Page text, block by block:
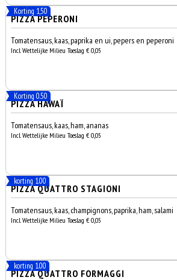
Korting 1,50
PIZZA PEPERONI
Tomatensaus, kaas, paprika en ui, pepers en peperoni
Incl. Wettelijke Milieu Toeslag € 0,05
Korting 0.50
PIZZA HAWAÏ
Tomatensaus, kaas, ham, ananas
Incl. Wettelijke Milieu Toeslag € 0,05
korting 1.00
PIZZA QUATTRO STAGIONI
Tomatensaus, kaas, champignons, paprika, ham, salami
Incl. Wettelijke Milieu Toeslag € 0,05
korting 1.00
PIZZA QUATTRO FORMAGGI